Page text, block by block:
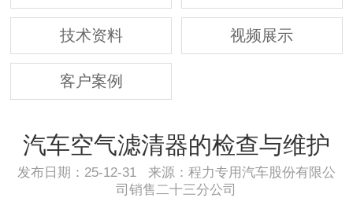
技术资料 视频展示
客户案例
汽车空气滤清器的检查与维护
发布日期：25-12-31 来源：程力专用汽车股份有限公
司销售二十三分公司